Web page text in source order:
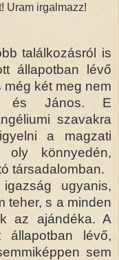
Uram irgalmazz!
találkozásról is
állapotban lévő
két meg nem
és János. E
szavakra
a magzati
könnyedén,
társadalomban.
ugyanis,
teher, s a minden
az ajándéka. A
állapotban lévő,
sem